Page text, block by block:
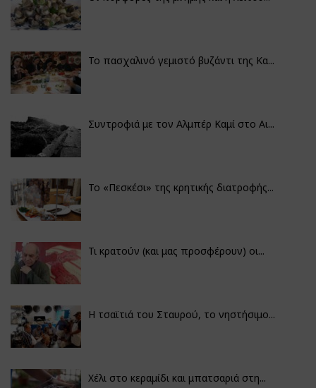
Το πασχαλινό γεμιστό βυζάντι της Κα...
Συντροφιά με τον Αλμπέρ Καμί στο Αι...
Το «Πεσκέσι» της κρητικής διατροφής...
Τι κρατούν (και μας προσφέρουν) οι...
Η τσαϊτιά του Σταυρού, το νηστήσιμο...
Χέλι στο κεραμίδι και μπατσαριά στη...